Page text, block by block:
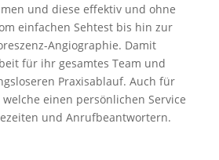
und diese effektiv und ohne
einfachen Sehtest bis hin zur
Angiographie. Damit
für ihr gesamtes Team und
Praxisablauf. Auch für
einen persönlichen Service
und Anrufbeantwortern.